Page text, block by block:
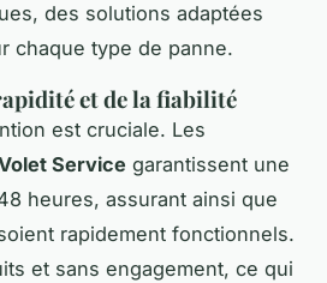
des solutions adaptées
chaque type de panne.
et de la fiabilité
est cruciale. Les
Service garantissent une
heures, assurant ainsi que
rapidement fonctionnels.
et sans engagement, ce qui